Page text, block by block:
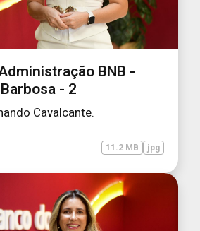
BNB -
- 2
Cavalcante.
11.2 MB jpg